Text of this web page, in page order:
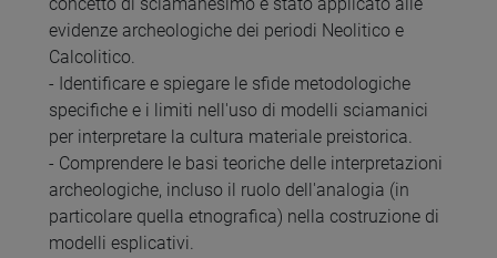
concetto di sciamanesimo è stato applicato alle
evidenze archeologiche dei periodi Neolitico e
Calcolitico.
- Identificare e spiegare le sfide metodologiche
specifiche e i limiti nell'uso di modelli sciamanici
per interpretare la cultura materiale preistorica.
- Comprendere le basi teoriche delle interpretazioni
archeologiche, incluso il ruolo dell'analogia (in
particolare quella etnografica) nella costruzione di
modelli esplicativi.